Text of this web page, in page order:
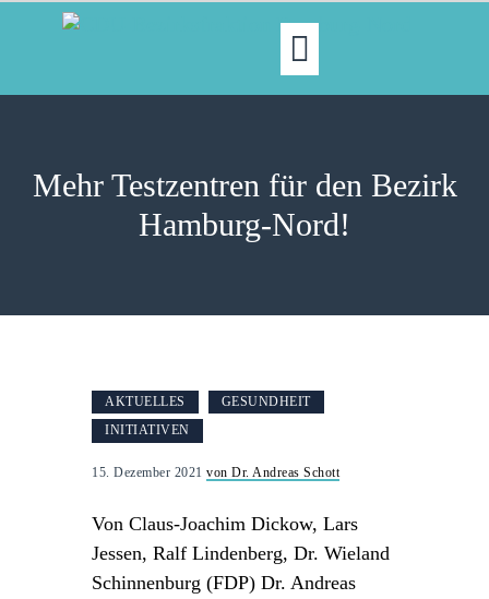
Mehr Testzentren für den Bezirk
Hamburg-Nord!
AKTUELLES
NORDAKTUELL
KONTAKT
AKTUELLES
GESUNDHEIT
INITIATIVEN
15. Dezember 2021 von Dr. Andreas Schott
Von Claus-Joachim Dickow, Lars
Jessen, Ralf Lindenberg, Dr. Wieland
Schinnenburg (FDP) Dr. Andreas